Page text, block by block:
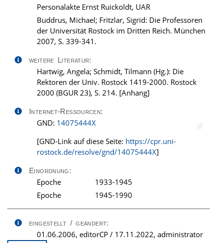
Personalakte Ernst Ruickoldt, UAR
Buddrus, Michael; Fritzlar, Sigrid: Die Professoren
der Universität Rostock im Dritten Reich. München
2007, S. 339-341.
weitere Literatur:
Hartwig, Angela; Schmidt, Tilmann (Hg.): Die
Rektoren der Univ. Rostock 1419-2000. Rostock
2000 (BGUR 23), S. 214. [Anhang]
Internet-Ressourcen:
GND: 14075444X
[GND-Link auf diese Seite: https://cpr.uni-
rostock.de/resolve/gnd/14075444X]
Einordnung:
Epoche
1933-1945
Epoche
1945-1990
eingestellt / geändert:
01.06.2006, editorCP / 17.11.2022, administrator